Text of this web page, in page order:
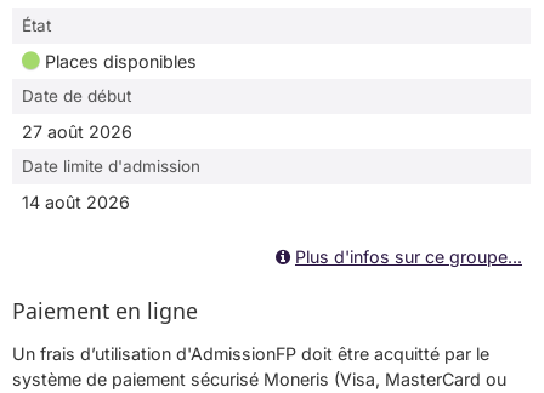
État
Places disponibles
Date de début
27 août 2026
Date limite d'admission
14 août 2026
Plus d'infos sur ce groupe...
Paiement en ligne
Un frais d’utilisation d'AdmissionFP doit être acquitté par le
système de paiement sécurisé Moneris (Visa, MasterCard ou